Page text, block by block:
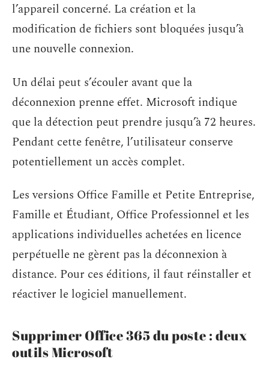
l’appareil concerné. La création et la
modification de fichiers sont bloquées jusqu’à
une nouvelle connexion.
Un délai peut s’écouler avant que la
déconnexion prenne effet. Microsoft indique
que la détection peut prendre jusqu’à 72 heures.
Pendant cette fenêtre, l’utilisateur conserve
potentiellement un accès complet.
Les versions Office Famille et Petite Entreprise,
Famille et Étudiant, Office Professionnel et les
applications individuelles achetées en licence
perpétuelle ne gèrent pas la déconnexion à
distance. Pour ces éditions, il faut réinstaller et
réactiver le logiciel manuellement.
Supprimer Office 365 du poste : deux
outils Microsoft